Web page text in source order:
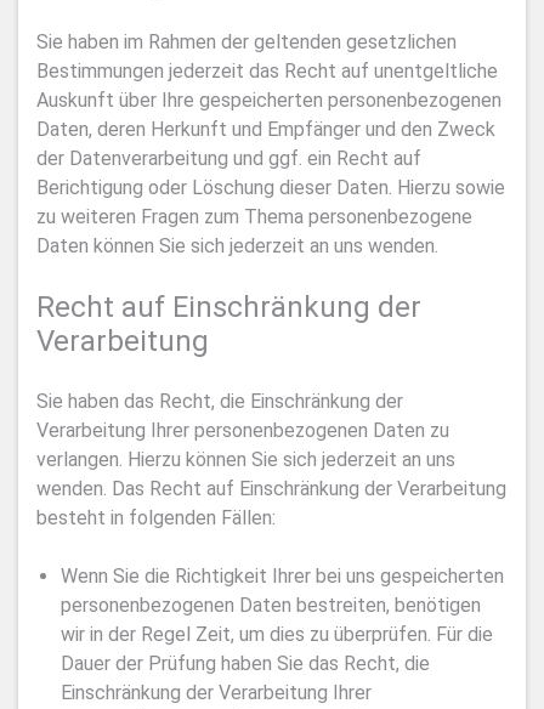
Sie haben im Rahmen der geltenden gesetzlichen
Bestimmungen jederzeit das Recht auf unentgeltliche
Auskunft über Ihre gespeicherten personenbezogenen
Daten, deren Herkunft und Empfänger und den Zweck
der Datenverarbeitung und ggf. ein Recht auf
Berichtigung oder Löschung dieser Daten. Hierzu sowie
zu weiteren Fragen zum Thema personenbezogene
Daten können Sie sich jederzeit an uns wenden.
Recht auf Einschränkung der
Verarbeitung
Sie haben das Recht, die Einschränkung der
Verarbeitung Ihrer personenbezogenen Daten zu
verlangen. Hierzu können Sie sich jederzeit an uns
wenden. Das Recht auf Einschränkung der Verarbeitung
besteht in folgenden Fällen:
Wenn Sie die Richtigkeit Ihrer bei uns gespeicherten
personenbezogenen Daten bestreiten, benötigen
wir in der Regel Zeit, um dies zu überprüfen. Für die
Dauer der Prüfung haben Sie das Recht, die
Einschränkung der Verarbeitung Ihrer